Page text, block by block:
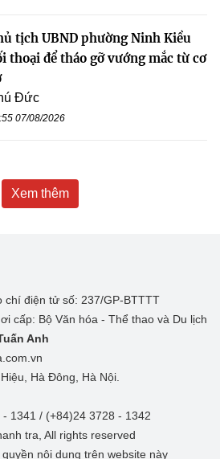
tịch UBND phường Ninh Kiều
thoại để tháo gỡ vướng mắc từ cơ
Đức
07/08/2026
Xem thêm
chí điện tử số: 237/GP-BTTTT
cấp: Bộ Văn hóa - Thể thao và Du lịch
Anh
Hà Đông, Hà Nội.
1341 / (+84)24 3728 - 1342
tra, All rights reserved
nội dung trên website này